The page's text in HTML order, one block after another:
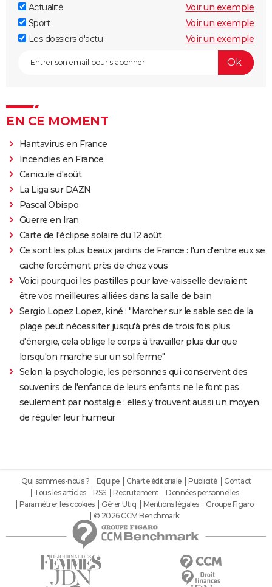
Actualité
Voir un exemple
Sport
Voir un exemple
Les dossiers d'actu
Voir un exemple
EN CE MOMENT
Hantavirus en France
Incendies en France
Canicule d'août
La Liga sur DAZN
Pascal Obispo
Guerre en Iran
Carte de l'éclipse solaire du 12 août
Ce sont les plus beaux jardins de France : l'un d'entre eux se
cache forcément près de chez vous
Voici pourquoi les pastilles pour lave-vaisselle devraient
être vos meilleures alliées dans la salle de bain
Sergio Lopez Lopez, kiné : "Marcher sur le sable sec de la
plage peut nécessiter jusqu'à près de trois fois plus
d'énergie, cela oblige le corps à travailler plus dur que
lorsqu'on marche sur un sol ferme"
Selon la psychologie, les personnes qui conservent des
souvenirs de l'enfance de leurs enfants ne le font pas
seulement par nostalgie : elles y trouvent aussi un moyen
de réguler leur humeur
Qui sommes-nous ? Equipe Charte éditoriale Publicité
Contact
Tous les articles
RSS Recrutement
Données personnelles
Paramétrer les cookies
Gérer Utiq Mentions légales
Groupe Figaro
© 2026 CCM Benchmark